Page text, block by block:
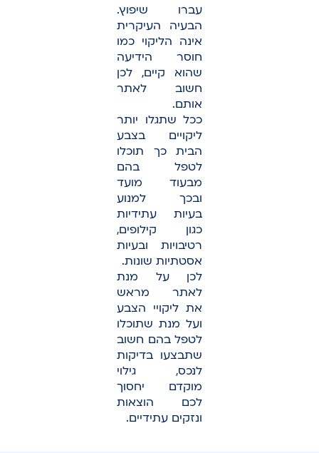
עברו שיפוץ.
הבעיה העיקרית
אינה הליקוי כמו
חוסר הידיעה
שהוא קיים, לכן
חשוב לאתר
אותם.
ככל שתגלו יותר
ליקויים בצבע
הבית כך תוכלו
לטפל בהם
מבעוד מועד
ובכך למנוע
בעיות עתידיות
כגון קילופים,
רטיבויות ובעיות
אסטתיות שונות.
לכן על מנת
לאתר מראש
את ליקויי הצבע
ועל מנת שתוכלו
לטפל בהם חשוב
שתבצעו בדיקות
לנכס, גילוי
מוקדם יחסוך
לכם הוצאות
ונזקים עתידיים.